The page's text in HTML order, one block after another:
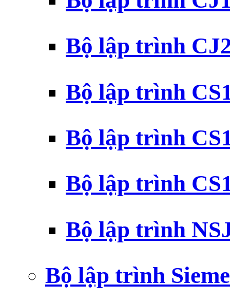
Bộ lập trình
Bộ lập trình
Bộ lập trình
Bộ lập trình
Bộ lập trình
Bộ lập trình